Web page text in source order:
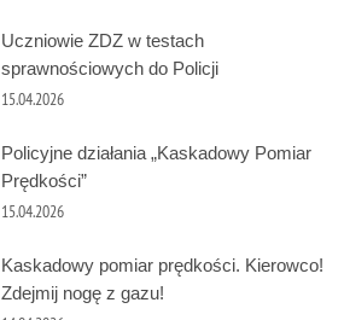
Uczniowie ZDZ w testach
sprawnościowych do Policji
15.04.2026
Policyjne działania „Kaskadowy Pomiar
Prędkości”
15.04.2026
Kaskadowy pomiar prędkości. Kierowco!
Zdejmij nogę z gazu!